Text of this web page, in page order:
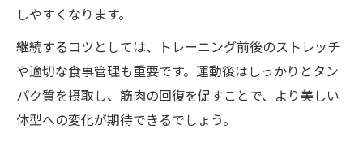
プ
地域で続けるスポーツの楽しさと効果
三浦市スポーツクラブで得られる体験例
継続しやすいキックボクシングの魅力に迫る
キックボクシングが続けやすい理由とは
しやすくなります。
継続するコツとしては、トレーニング前後のストレッチ
や適切な食事管理も重要です。運動後はしっかりとタン
パク質を摂取し、筋肉の回復を促すことで、より美しい
体型への変化が期待できるでしょう。